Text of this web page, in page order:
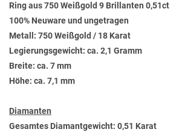
Ring aus 750 Weißgold 9 Brillanten 0,51ct
100% Neuware und ungetragen
Metall: 750 Weißgold / 18 Karat
Legierungsgewicht: ca. 2,1 Gramm
Breite: ca. 7 mm
Höhe: ca. 7,1 mm
Diamanten
Gesamtes Diamantgewicht: 0,51 Karat